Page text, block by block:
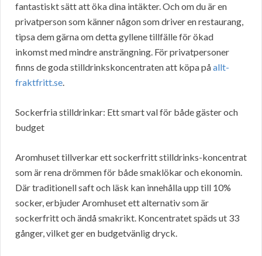
fantastiskt sätt att öka dina intäkter. Och om du är en
privatperson som känner någon som driver en restaurang,
tipsa dem gärna om detta gyllene tillfälle för ökad
inkomst med mindre ansträngning. För privatpersoner
finns de goda stilldrinkskoncentraten att köpa påallt-
fraktfritt.se.
Sockerfria stilldrinkar: Ett smart val för både gäster och
budget
Aromhuset tillverkar ett sockerfritt stilldrinks-koncentrat
som är rena drömmen för både smaklökar och ekonomin.
Där traditionell saft och läsk kan innehålla upp till 10%
socker, erbjuder Aromhuset ett alternativ som är
sockerfritt och ändå smakrikt. Koncentratet späds ut 33
gånger, vilket ger en budgetvänlig dryck.